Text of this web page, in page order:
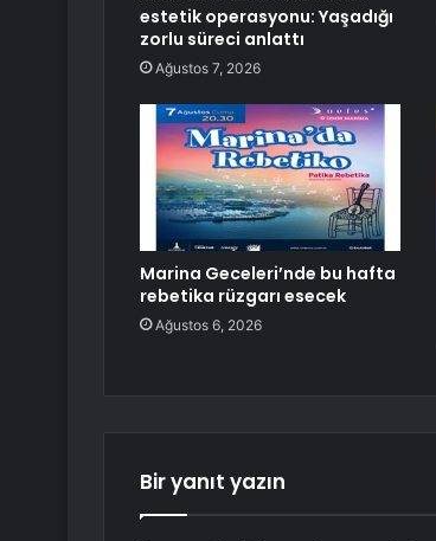
estetik operasyonu: Yaşadığı
zorlu süreci anlattı
Ağustos 7, 2026
Marina Geceleri’nde bu hafta
rebetika rüzgarı esecek
Ağustos 6, 2026
Bir yanıt yazın